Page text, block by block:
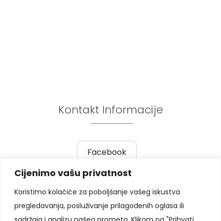
Cijenimo vašu privatnost
Koristimo kolačiće za poboljšanje vašeg iskustva
pregledavanja, posluživanje prilagođenih oglasa ili
Kontakt Informacije
Facebook
Pratite nas